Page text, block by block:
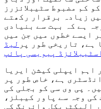
کم مضبوط سٹیبلائزرز
زیادہ برقرار رکھتے
ہے کہ بہت سے بنیادی
ایسے خطوں میں جن میں
ہے، تاریخی طور پر لیڈ
اسٹیبلائزڈ پیویسی پائپ
اہم ایپلی کیشن ایریا
ہے، خاص طور پر
پی وی سی کو بجلی کی
وجہ سے پاور کیبلز،
الیکٹریکل وائرنگ کی